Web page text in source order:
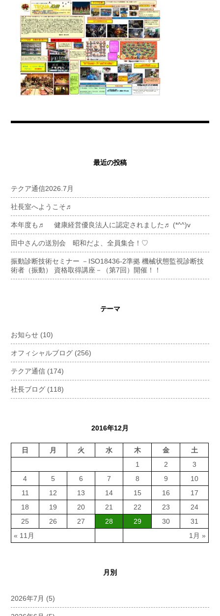
最近の投稿
テクア通信2026.7月
社長室へようこそ♬
本年度も♬ 健康経営優良法人に認定されました♬ (*^^)v
田中さんの送別会 昭和だよ、全員集合！♡
振動診断技術セミナー －ISO18436-2準拠 機械状態監視診断技
術者（振動） 資格取得講座－（第7回）開催！！
テーマ
お知らせ (10)
オフィシャルブログ (256)
テクア通信 (174)
社長ブログ (118)
2016年12月
日 月 火 水 木 金 土
« 11月 1月 »
1 2
3
4
5 6 7 8 9
10
11
12 13 14 15 16
17
18
19 20 21 22 23
24
25
26 27 28 29 30 31
月別
2026年7月 (5)